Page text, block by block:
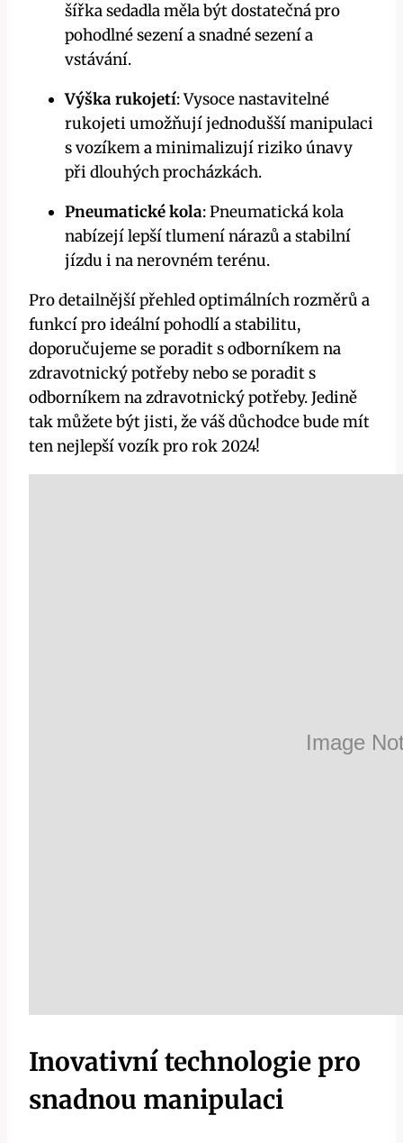
šířka sedadla měla být dostatečná pro
pohodlné sezení a snadné sezení a
vstávání.
Výška rukojetí: Vysoce nastavitelné
rukojeti umožňují jednodušší manipulaci
s vozíkem a minimalizují riziko únavy
při dlouhých procházkách.
Pneumatické kola: Pneumatická kola
nabízejí lepší tlumení nárazů a stabilní
jízdu i na nerovném terénu.
Pro detailnější přehled optimálních rozměrů a
funkcí pro ideální pohodlí a stabilitu,
doporučujeme se poradit s odborníkem na
zdravotnický potřeby nebo se poradit s
odborníkem na zdravotnický potřeby. Jedině
tak můžete být jisti, že váš důchodce bude mít
ten nejlepší vozík pro rok 2024!
Inovativní technologie pro
snadnou manipulaci